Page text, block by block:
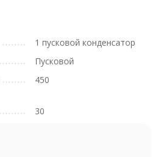
1 пусковой конденсатор
Пусковой
450
30